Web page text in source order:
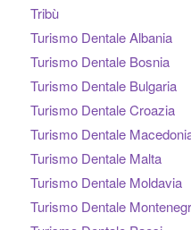
Tribù
Turismo Dentale Albania
Turismo Dentale Bosnia
Turismo Dentale Bulgaria
Turismo Dentale Croazia
Turismo Dentale
Turismo Dentale Malta
Turismo Dentale Moldavia
Turismo Dentale